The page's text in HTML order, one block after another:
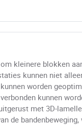
kleinere blokken
kunnen niet
worden
kunnen
met 3D-
de